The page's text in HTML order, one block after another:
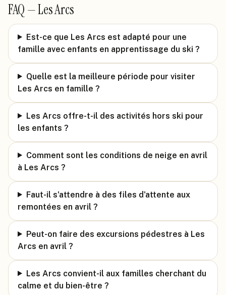
FAQ —Les Arcs
Est-ce que Les Arcs est adapté pour une
famille avec enfants en apprentissage du ski ?
Quelle est la meilleure période pour visiter
Les Arcs en famille ?
Les Arcs offre-t-il des activités hors ski pour
les enfants ?
Comment sont les conditions de neige en avril
à Les Arcs ?
Faut-il s'attendre à des files d'attente aux
remontées en avril ?
Peut-on faire des excursions pédestres à Les
Arcs en avril ?
Les Arcs convient-il aux familles cherchant du
calme et du bien-être ?